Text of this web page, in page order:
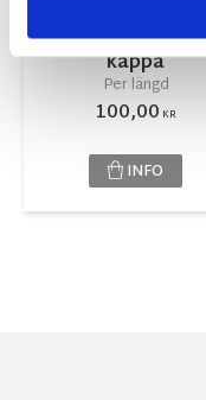
gardinlängd &
kappa
Per längd
100,00 KR
INFO